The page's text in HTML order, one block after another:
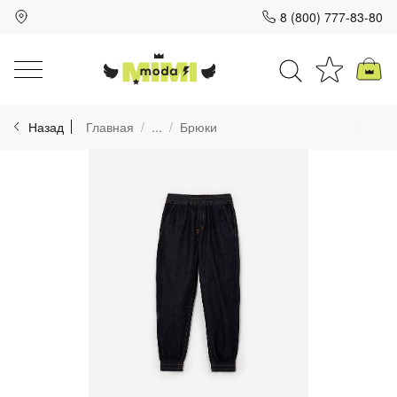
8 (800) 777-83-80
Назад Главная ... Брюки
Для клиентов всех банков
Разбейте
без переплат
График платежей